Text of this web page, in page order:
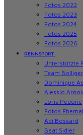
Fotos 2022
Fotos 2023
Fotos 2024
Fotos 2025
Fotos 2026
RENNSPORT
Unterstützte
Team Bolliger
Dominique
Alessio
Loris Pedone
Fotos
Adi Bossard
Beat Sidler